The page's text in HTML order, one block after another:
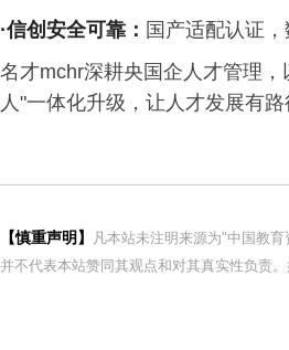
·信创安全可靠 ： 国产适配认证
名才mchr深耕央国企人才管理
人"一体化升级，让人才发展有
【慎重声明】
凡本站未注明来源为"中国教
并不代表本站赞同其观点和对其真实性负责